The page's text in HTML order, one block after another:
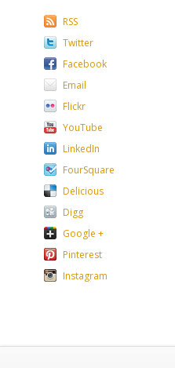
RSS
Twitter
Facebook
Email
Flickr
YouTube
LinkedIn
FourSquare
Delicious
Digg
Google +
Pinterest
Instagram